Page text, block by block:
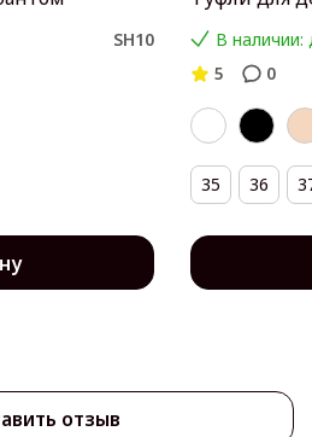
SH10
В наличии:
5
0
35 36
отзыв